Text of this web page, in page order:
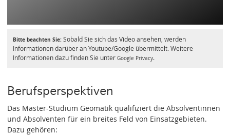
Bitte beachten Sie:Sobald Sie sich das Video ansehen, werden
Informationen darüber an Youtube/Google übermittelt. Weitere
Informationen dazu finden Sie unter Google Privacy.
Berufsperspektiven
Das Master-Studium Geomatik qualifiziert die Absolventinnen
und Absolventen für ein breites Feld von Einsatzgebieten.
Dazu gehören: